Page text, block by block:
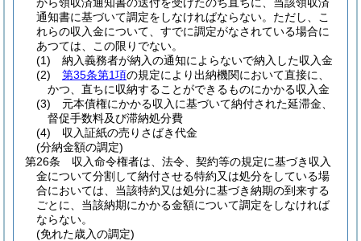
通知書に基づいて調定をしなければならない。 ただし、こ
れらの収入金について、すでに調定がなされている場合に
あつては、この限りでない。
(1)
納入義務者が納入の通知によらないで納入した収入金
(2)
第35条第1項の規定により出納機関において直接に、
かつ、直ちに収納することができるものにかかる収入金
(3)
元本債権にかかる収入に基づいて納付された延滞金、
督促手数料及び滞納処分費
(4)
収入証紙の売りさばき代金
(分納金額の調定)
第26条
収入命令権者は、法令、契約等の規定に基づき収入
金について分割して納付させる特約又は処分をしている場
合においては、当該特約又は処分に基づき納期の到来する
ごとに、当該納期にかかる金額について調定をしなければ
ならない。
(免れた歳入の調定)